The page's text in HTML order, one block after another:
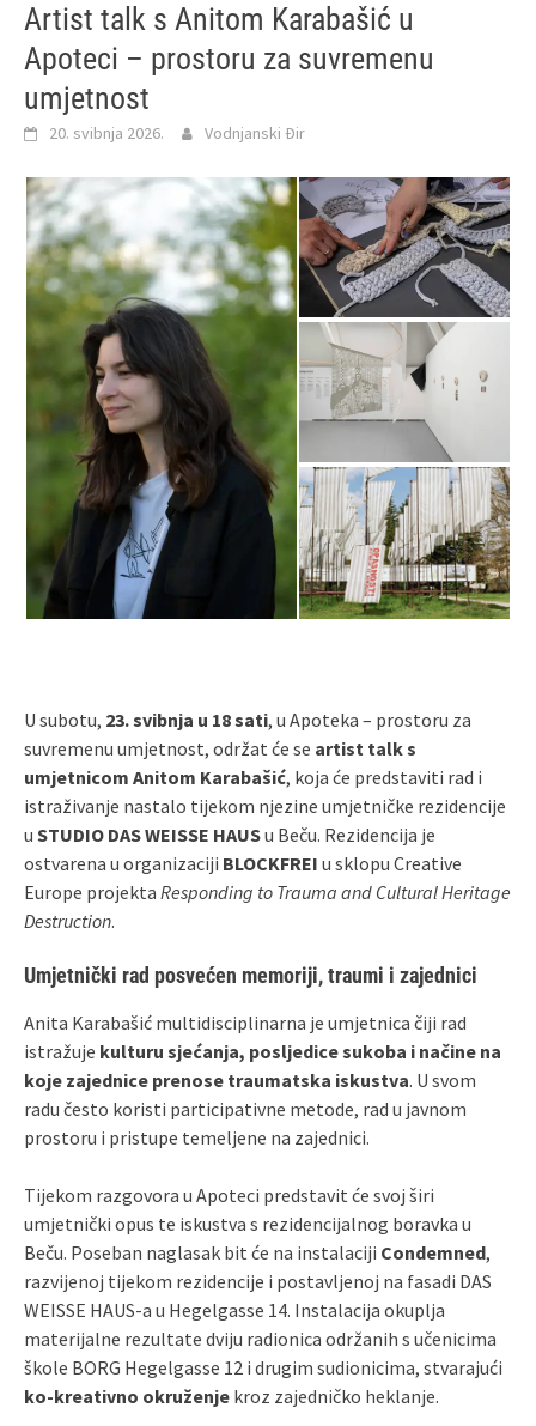
Artist talk s Anitom Karabašić u
Apoteci – prostoru za suvremenu
umjetnost
20. svibnja 2026. Vodnjanski Đir
U subotu, 23. svibnja u 18 sati, u Apoteka – prostoru za
suvremenu umjetnost, održat će se artist talk s
umjetnicom Anitom Karabašić, koja će predstaviti rad i
istraživanje nastalo tijekom njezine umjetničke rezidencije
u STUDIO DAS WEISSE HAUSu Beču. Rezidencija je
ostvarena u organizaciji BLOCKFREI u sklopu Creative
Europe projekta Responding to Trauma and Cultural Heritage
Destruction.
Umjetnički rad posvećen memoriji, traumi i zajednici
Anita Karabašić multidisciplinarna je umjetnica čiji rad
istražuje kulturu sjećanja, posljedice sukoba i načine na
koje zajednice prenose traumatska iskustva. U svom
radu često koristi participativne metode, rad u javnom
prostoru i pristupe temeljene na zajednici.
Tijekom razgovora u Apoteci predstavit će svoj širi
umjetnički opus te iskustva s rezidencijalnog boravka u
Beču. Poseban naglasak bit će na instalaciji Condemned,
razvijenoj tijekom rezidencije i postavljenoj na fasadi DAS
WEISSE HAUS-a u Hegelgasse 14. Instalacija okuplja
materijalne rezultate dviju radionica održanih s učenicima
škole BORG Hegelgasse 12 i drugim sudionicima, stvarajući
ko-kreativno okruženje kroz zajedničko heklanje.